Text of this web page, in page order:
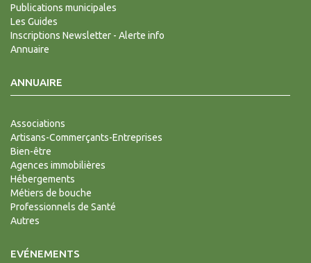
Publications municipales
Les Guides
Inscriptions Newsletter - Alerte info
Annuaire
ANNUAIRE
Associations
Artisans-Commerçants-Entreprises
Bien-être
Agences immobilières
Hébergements
Métiers de bouche
Professionnels de Santé
Autres
EVÉNEMENTS